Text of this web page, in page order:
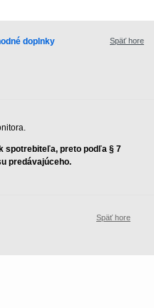
doplnky Späť hore
spotrebiteľa, preto podľa § 7
predávajúceho.
Späť hore